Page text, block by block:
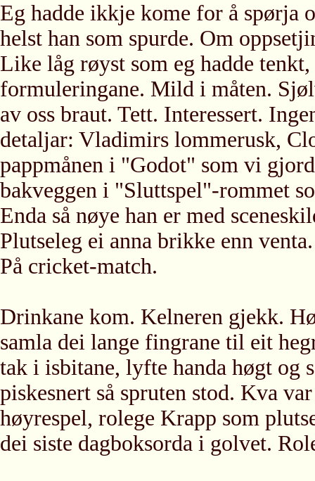
Eg hadde ikkje kome for å spørja
helst han som spurde. Om
Like låg røyst som eg hadde
formuleringane. Mild i måten.
av oss braut. Tett. Interessert.
detaljar: Vladimirs lommerusk,
pappmånen i "Godot" som vi
bakveggen i "Sluttspel"-rommet
Enda så nøye han er med
Plutseleg ei anna brikke enn
På cricket-match.
Drinkane kom. Kelneren gjekk.
samla dei lange fingrane til eit
tak i isbitane, lyfte handa høgt og
piskesnert så spruten stod. Kva
høyrespel, rolege Krapp som
dei siste dagboksorda i golvet.